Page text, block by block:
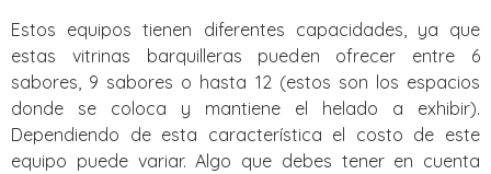
Estos equipos tienen diferentes capacidades, ya que
estas vitrinas barquilleras pueden ofrecer entre 6
sabores, 9 sabores o hasta 12 (estos son los espacios
donde se coloca y mantiene el helado a exhibir).
Dependiendo de esta característica el costo de este
equipo puede variar. Algo que debes tener en cuenta